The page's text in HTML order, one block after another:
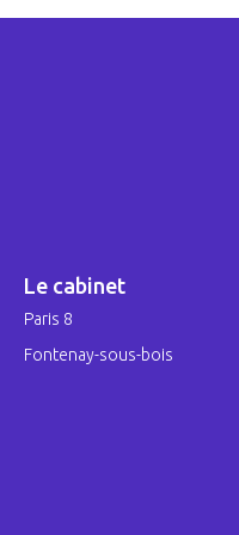
Le cabinet
Paris 8
Fontenay-sous-bois